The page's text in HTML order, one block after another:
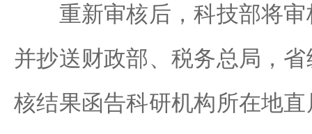
重新审核后，科技部将审
并抄送财政部、税务总局，
核结果函告科研机构所在地